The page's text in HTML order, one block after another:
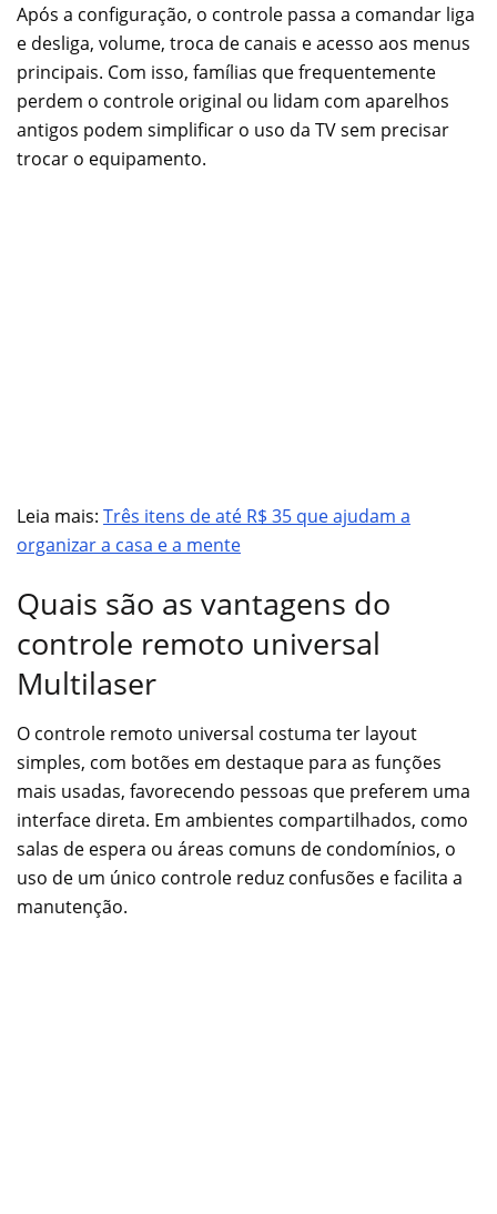
Após a configuração, o controle passa a comandar liga
e desliga, volume, troca de canais e acesso aos menus
principais. Com isso, famílias que frequentemente
perdem o controle original ou lidam com aparelhos
antigos podem simplificar o uso da TV sem precisar
trocar o equipamento.
Leia mais: Três itens de até R$ 35 que ajudam a
organizar a casa e a mente
Quais são as vantagens do
controle remoto universal
Multilaser
O controle remoto universal costuma ter layout
simples, com botões em destaque para as funções
mais usadas, favorecendo pessoas que preferem uma
interface direta. Em ambientes compartilhados, como
salas de espera ou áreas comuns de condomínios, o
uso de um único controle reduz confusões e facilita a
manutenção.